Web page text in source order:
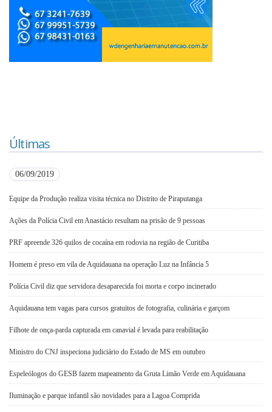
Últimas
06/09/2019
Equipe da Produção realiza visita técnica no Distrito de Piraputanga
Ações da Polícia Civil em Anastácio resultam na prisão de 9 pessoas
PRF apreende 326 quilos de cocaína em rodovia na região de Curitiba
Homem é preso em vila de Aquidauana na operação Luz na Infância 5
Polícia Civil diz que servidora desaparecida foi morta e corpo incinerado
Aquidauana tem vagas para cursos gratuitos de fotografia, culinária e garçom
Filhote de onça-parda capturada em canavial é levada para reabilitação
Ministro do CNJ inspeciona judiciário do Estado de MS em outubro
Espeleólogos do GESB fazem mapeamento da Gruta Limão Verde em Aquidauana
Iluminação e parque infantil são novidades para a Lagoa Comprida